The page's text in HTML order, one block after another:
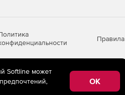
предоставления
на территории Российской
Softline может
OK